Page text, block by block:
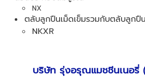
NX
ตลับลูกปืนเม็ดเข็มรวมกับตลับลูกปื
NKXR
บริษัท รุ่งอรุณแมชชีนเนอรี่